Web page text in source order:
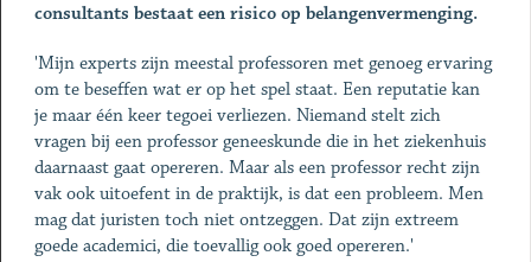
consultants bestaat een risico op belangenvermenging.
'Mijn experts zijn meestal professoren met genoeg ervaring
om te beseffen wat er op het spel staat. Een reputatie kan
je maar één keer tegoei verliezen. Niemand stelt zich
vragen bij een professor geneeskunde die in het ziekenhuis
daarnaast gaat opereren. Maar als een professor recht zijn
vak ook uitoefent in de praktijk, is dat een probleem. Men
mag dat juristen toch niet ontzeggen. Dat zijn extreem
goede academici, die toevallig ook goed opereren.'